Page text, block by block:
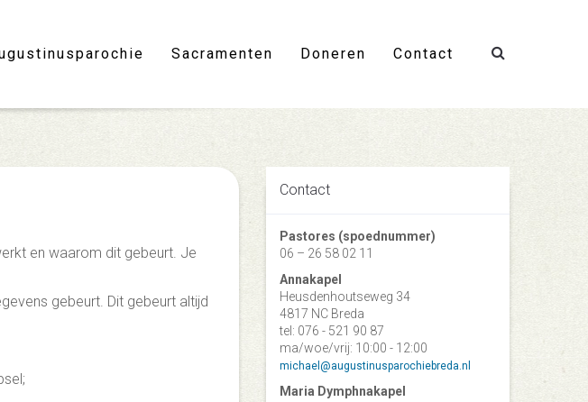
Sacramenten Doneren Contact
en waarom dit gebeurt. Je
gebeurt. Dit gebeurt altijd
Contact
Pastores (spoednummer)
06 – 26 58 02 11
Annakapel
Heusdenhoutseweg 34
4817 NC Breda
tel: 076 - 521 90 87
ma/woe/vrij: 10:00 - 12:00
michael@augustinusparochiebreda.nl
Maria Dymphnakapel